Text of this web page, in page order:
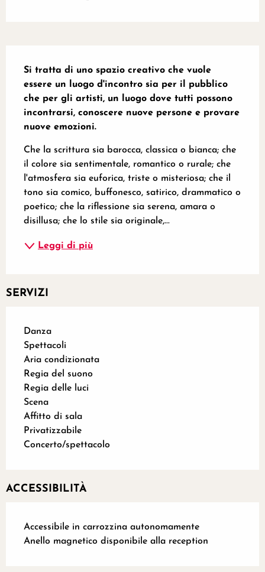
Si tratta di uno spazio creativo che vuole
essere un luogo d'incontro sia per il pubblico
che per gli artisti, un luogo dove tutti possono
incontrarsi, conoscere nuove persone e provare
nuove emozioni.
Che la scrittura sia barocca, classica o bianca; che
il colore sia sentimentale, romantico o rurale; che
l'atmosfera sia euforica, triste o misteriosa; che il
tono sia comico, buffonesco, satirico, drammatico o
poetico; che la riflessione sia serena, amara o
disillusa; che lo stile sia originale,...
Leggi di più
SERVIZI
Danza
Spettacoli
Aria condizionata
Regia del suono
Regia delle luci
Scena
Affitto di sala
Privatizzabile
Concerto/spettacolo
ACCESSIBILITÀ
Accessibile in carrozzina autonomamente
Anello magnetico disponibile alla reception